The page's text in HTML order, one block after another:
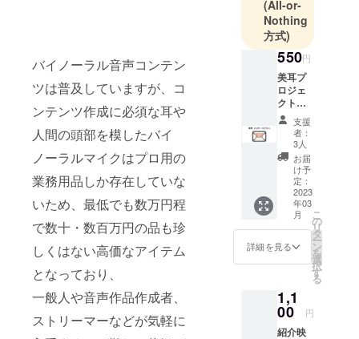
バイノーラル音声コンテン
ツは普及していますが、コ
ンテンツ作成に必須な耳や
人間の頭部を模したバイ
ノーラルマイクはプロ用の
業務用品しか存在していな
いため、最低でも数万円程
で数十・数百万円の品も珍
しくはない高価なアイテム
となっており、
一般人や音声作品作成者、
ストリーマーなどが気軽に
(All-or-
Nothing
方式)
550円
美耳プ
ロジェ
クトに
ついて
のご報
告・お
礼の
メール
と以下
を併せ
てお届
けしま
す。 ・
本プロ
ジェク
トに関
料のダ
ウン
ロード
URL(git
支援
者：
3人
お届
け予
定：
2023
年03
月
詳細を見る
こ
の
リ
タ
ー
ン
を
選
択
す
る
1,1
00 円
紹介映